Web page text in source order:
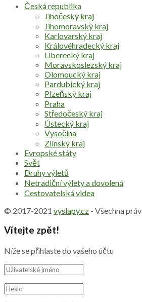
Česká republika
Jihočeský kraj
Jihomoravský kraj
Karlovarský kraj
Královéhradecký kraj
Liberecký kraj
Moravskoslezský kraj
Olomoucký kraj
Pardubický kraj
Plzeňský kraj
Praha
Středočeský kraj
Ústecký kraj
Vysočina
Zlínský kraj
Evropské státy
Svět
Druhy výletů
Netradiční výlety a dovolená
Cestovatelská videa
© 2017-2021 vyslapy.cz - Všechna
Vítejte zpět!
Níže se přihlaste do vašeho účtu